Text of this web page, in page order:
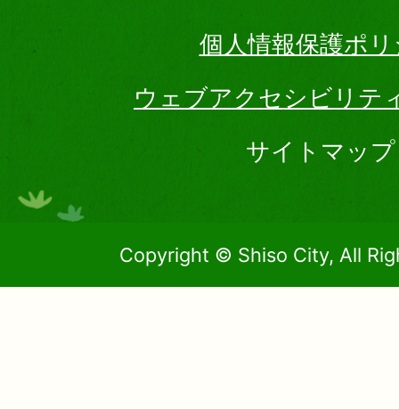
個人情報保護ポ
ウェブアクセシビリテ
サイトマップ
Copyright © Shiso City, All